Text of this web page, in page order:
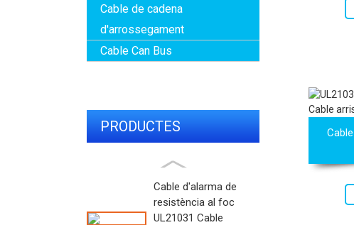
Cable de cadena
d'arrossegament
Cable Can Bus
PRODUCTES
DESTACATS
Cable d'alarma de
resistència al foc
UL21031 Cable